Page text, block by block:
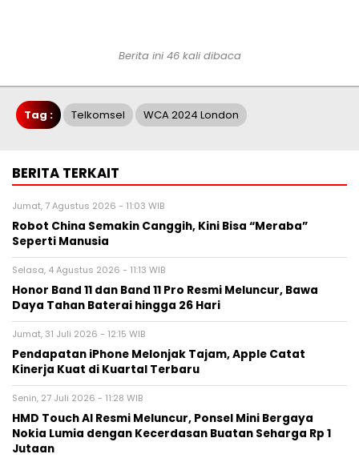
Berita ini 46 kali dibaca
Tag : Telkomsel WCA 2024 London
BERITA TERKAIT
Jumat, 7 Agustus 2026 - 11:03 WIB
Robot China Semakin Canggih, Kini Bisa “Meraba”
Seperti Manusia
Selasa, 4 Agustus 2026 - 11:13 WIB
Honor Band 11 dan Band 11 Pro Resmi Meluncur, Bawa
Daya Tahan Baterai hingga 26 Hari
Jumat, 31 Juli 2026 - 12:15 WIB
Pendapatan iPhone Melonjak Tajam, Apple Catat
Kinerja Kuat di Kuartal Terbaru
Senin, 27 Juli 2026 - 11:28 WIB
HMD Touch AI Resmi Meluncur, Ponsel Mini Bergaya
Nokia Lumia dengan Kecerdasan Buatan Seharga Rp 1
Jutaan